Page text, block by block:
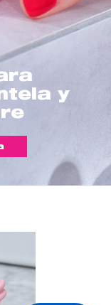
y